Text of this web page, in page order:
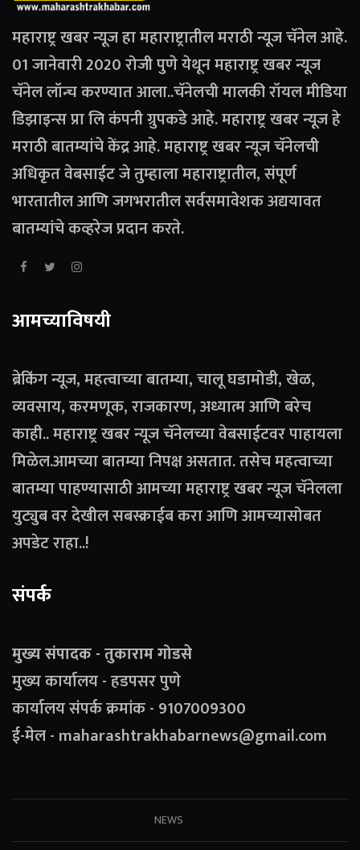
महाराष्ट्र खबर न्यूज हा महाराष्ट्रातील मराठी न्यूज चॅनेल आहे.
01 जानेवारी 2020 रोजी पुणे येथून महाराष्ट्र खबर न्यूज
चॅनेल लॉन्च करण्यात आला..चॅनेलची मालकी रॉयल मीडिया
डिझाइन्स प्रा लि कंपनी ग्रुपकडे आहे. महाराष्ट्र खबर न्यूज हे
मराठी बातम्यांचे केंद्र आहे. महाराष्ट्र खबर न्यूज चॅनेलची
अधिकृत वेबसाईट जे तुम्हाला महाराष्ट्रातील, संपूर्ण
भारतातील आणि जगभरातील सर्वसमावेशक अद्ययावत
बातम्यांचे कव्हरेज प्रदान करते.
आमच्याविषयी
ब्रेकिंग न्यूज, महत्वाच्या बातम्या, चालू घडामोडी, खेळ,
व्यवसाय, करमणूक, राजकारण, अध्यात्म आणि बरेच
काही.. महाराष्ट्र खबर न्यूज चॅनेलच्या वेबसाईटवर पाहायला
मिळेल.आमच्या बातम्या निपक्ष असतात. तसेच महत्वाच्या
बातम्या पाहण्यासाठी आमच्या महाराष्ट्र खबर न्यूज चॅनेलला
युट्युब वर देखील सबस्क्राईब करा आणि आमच्यासोबत
अपडेट राहा..!
संपर्क
मुख्य संपादक - तुकाराम गोडसे
मुख्य कार्यालय - हडपसर पुणे
कार्यालय संपर्क क्रमांक - 9107009300
ई-मेल - maharashtrakhabarnews@gmail.com
NEWS